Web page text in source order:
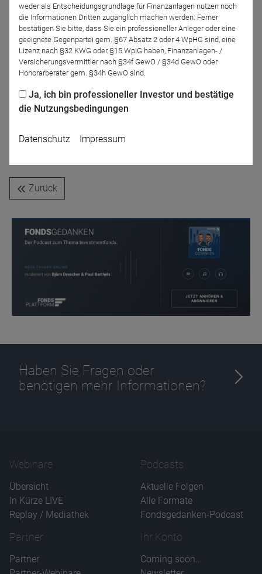
Christian Kahler
Kahler & Kurz Capital
GmbH
Jetzt für das Partner-Webinar anmelden
Zurück
Haben Sie Fragen oder
benötigen mehr Informationen?
Webinare
Übersicht
In Kürze LIVE
Replay / Mediathek
Podcasts
Aktuelle Folgen
Alle Formate
Fondsgedanken-Podcast
Partner
Partner
Ihr Konto
Coming soon...
weder als Entscheidungsgrundlage für Finanzanlagen nutzen noch
die Informationen Dritten zugänglich machen werden. Ferner
bestätigen Sie bitte, dass Sie ein professioneller Anleger oder eine
geeignete Gegenpartei gem. §67 Absatz 2 oder 4 WpHG sind, eine
Lizenz nach §32 KWG oder §15 WpIG haben, Finanzanlagen- /
Versicherungsvermittler nach §34f GewO / §34d GewO oder
Honorarberater gem. §34h GewO sind.
Ja, ich bin professioneller Investor und bestätige
die Nutzungsbedingungen
Datenschutz Impressum
Zweck